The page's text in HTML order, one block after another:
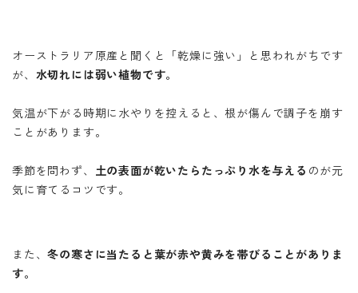
オーストラリア原産と聞くと「乾燥に強い」と思われがちです
が、 水切れには弱い植物です。
気温が下がる時期に水やりを控えると、根が傷んで調子を崩す
ことがあります。
季節を問わず、 土の表面が乾いたらたっぷり水を与える のが元
気に育てるコツです。
また、冬の寒さに当たると葉が赤や黄みを帯びることがありま
す。